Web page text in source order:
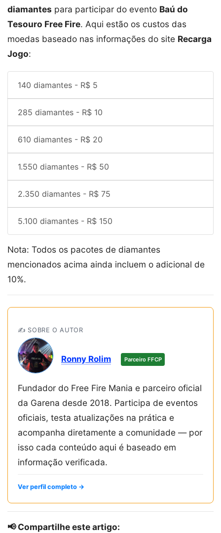
diamantes para participar do evento Baú do
Tesouro Free Fire. Aqui estão os custos das
moedas baseado nas informações do site Recarga
Jogo:
140 diamantes - R$ 5
285 diamantes - R$ 10
610 diamantes - R$ 20
1.550 diamantes - R$ 50
2.350 diamantes - R$ 75
5.100 diamantes - R$ 150
Nota: Todos os pacotes de diamantes
mencionados acima ainda incluem o adicional de
10%.
✍️ SOBRE O AUTOR
Ronny Rolim Parceiro FFCP
Fundador do Free Fire Mania e parceiro oficial
da Garena desde 2018. Participa de eventos
oficiais, testa atualizações na prática e
acompanha diretamente a comunidade — por
isso cada conteúdo aqui é baseado em
informação verificada.
Ver perfil completo →
📢 Compartilhe este artigo: